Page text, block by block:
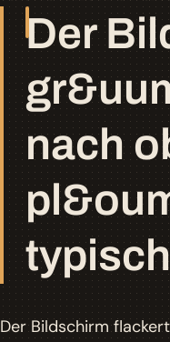
Der
nach
Der Bildschirm